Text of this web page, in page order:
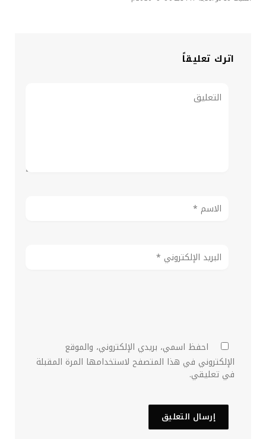
اترك تعليقاً
احفظ اسمي، بريدي الإلكتروني، والموقع
الإلكتروني في هذا المتصفح لاستخدامها المرة المقبلة
في تعليقي.